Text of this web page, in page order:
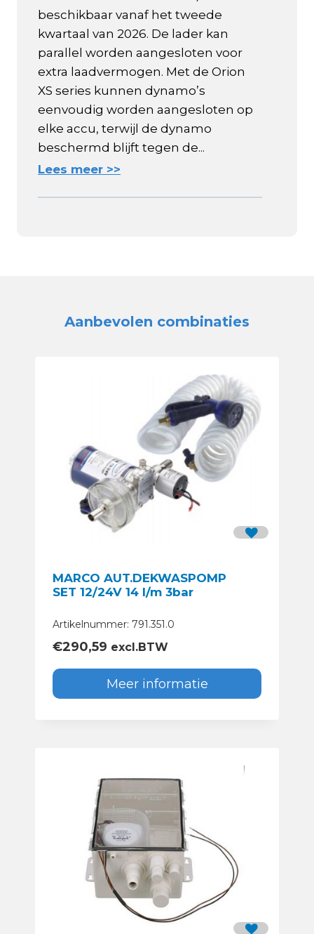
beschikbaar vanaf het tweede
kwartaal van 2026. De lader kan
parallel worden aangesloten voor
extra laadvermogen. Met de Orion
XS series kunnen dynamo’s
eenvoudig worden aangesloten op
elke accu, terwijl de dynamo
beschermd blijft tegen de...
Lees meer >>
Aanbevolen combinaties
MARCO AUT.DEKWASPOMP
SET 12/24V 14 l/m 3bar
Artikelnummer: 791.351.0
€290,59 excl.BTW
Meer informatie